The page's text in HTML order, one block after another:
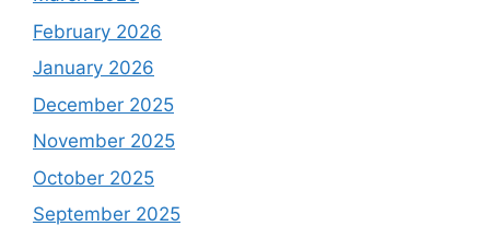
February 2026
January 2026
December 2025
November 2025
October 2025
September 2025